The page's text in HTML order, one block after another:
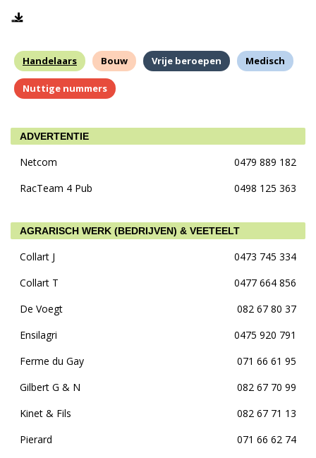
Handelaars Bouw Vrije beroepen Medisch
Nuttige nummers
ADVERTENTIE
Netcom
0479 889 182
RacTeam 4 Pub
0498 125 363
AGRARISCH WERK (BEDRIJVEN) & VEETEELT
Collart J
0473 745 334
Collart T
0477 664 856
De Voegt
082 67 80 37
Ensilagri
0475 920 791
Ferme du Gay
071 66 61 95
Gilbert G & N
082 67 70 99
Kinet & Fils
082 67 71 13
Pierard
071 66 62 74